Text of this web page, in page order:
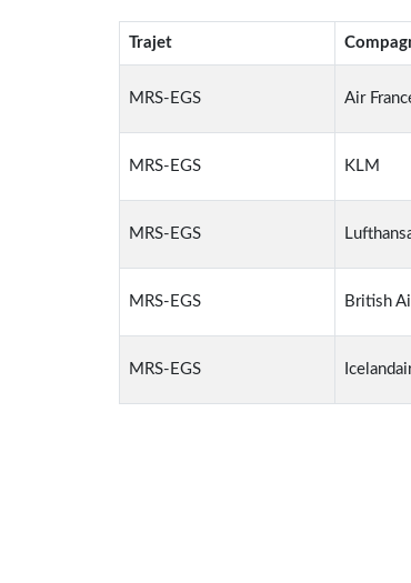
Trajet
MRS-EGS Air
MRS-EGS KLM
MRS-EGS
MRS-EGS British
MRS-EGS